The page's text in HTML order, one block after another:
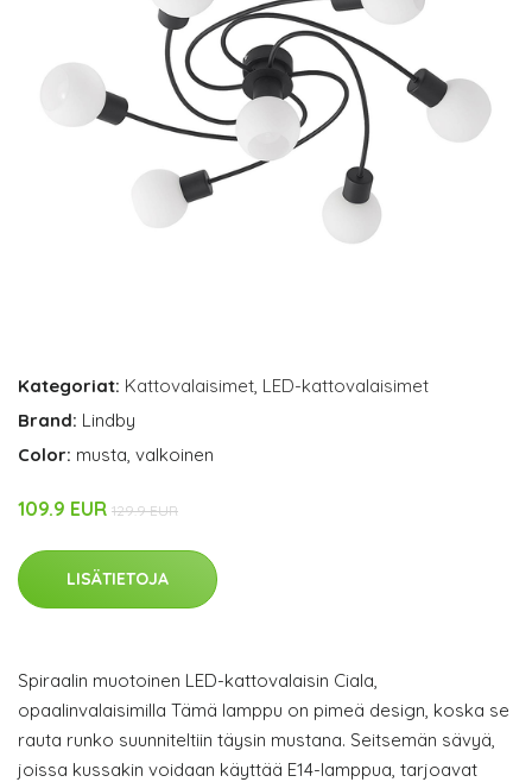
Kategoriat: Kattovalaisimet, LED-kattovalaisimet
Brand: Lindby
Color: musta, valkoinen
109.9 EUR 129.9 EUR
LISÄTIETOJA
Spiraalin muotoinen LED-kattovalaisin Ciala,
opaalinvalaisimilla Tämä lamppu on pimeä design, koska se
rauta runko suunniteltiin täysin mustana. Seitsemän sävyä,
joissa kussakin voidaan käyttää E14-lamppua, tarjoavat